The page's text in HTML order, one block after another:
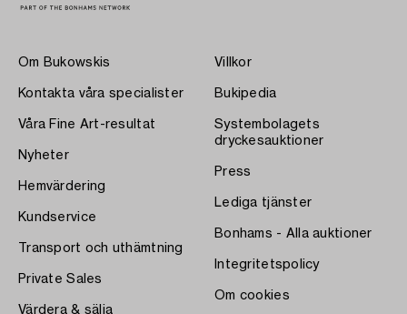
Om Bukowskis
Kontakta våra specialister
Våra Fine Art-resultat
Nyheter
Hemvärdering
Kundservice
Transport och uthämtning
Private Sales
Värdera & sälja
Villkor
Bukipedia
Systembolagets
dryckesauktioner
Press
Lediga tjänster
Bonhams - Alla auktioner
Integritetspolicy
Om cookies